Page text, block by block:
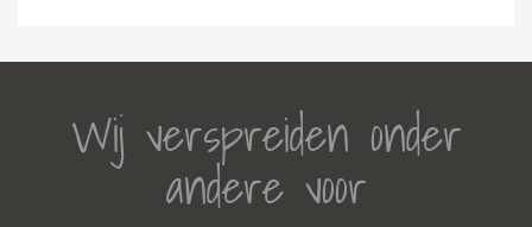
Wij verspreiden onder
andere voor